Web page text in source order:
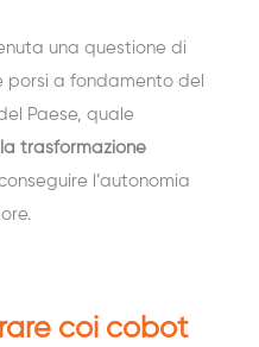
una questione di
a fondamento del
Paese, quale
trasformazione
l’autonomia
coi cobot